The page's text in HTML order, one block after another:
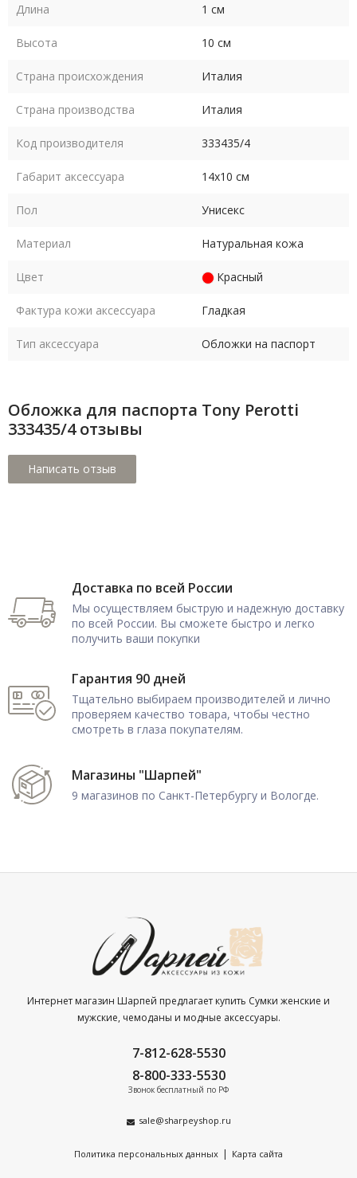
Длина 1 см
Высота 10 см
Страна происхождения Италия
Страна производства Италия
Код производителя 333435/4
Габарит аксессуара 14х10 см
Пол Унисекс
Материал Натуральная кожа
Цвет Красный
Фактура кожи аксессуара Гладкая
Тип аксессуара Обложки на паспорт
Обложка для паспорта Tony Perotti
333435/4 отзывы
Доставка по всей России
Мы осуществляем быструю и надежную доставку
по всей России. Вы сможете быстро и легко
получить ваши покупки
Гарантия 90 дней
Тщательно выбираем производителей и лично
проверяем качество товара, чтобы честно
смотреть в глаза покупателям.
Магазины "Шарпей"
9 магазинов по Санкт-Петербургу и Вологде.
Интернет магазин Шарпей предлагает купить Сумки женские и
мужские, чемоданы и модные аксессуары.
7-812-628-5530
8-800-333-5530
Звонок бесплатный по РФ
sale@sharpeyshop.ru
Политика персональных данных | Карта сайта